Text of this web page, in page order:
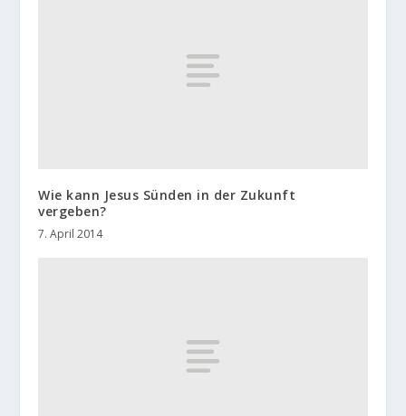
Wie kann Jesus Sünden in der Zukunft
vergeben?
7. April 2014